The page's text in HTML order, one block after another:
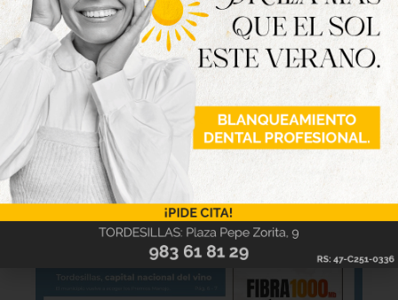
Hazte ya con la trigésimo séptima edición de
la revista Tordesillas al día. Haz clic sobre la
imagen para verla online.